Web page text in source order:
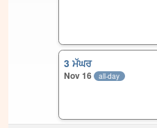
3 ਮੱਘਰ
Nov 16 all-day